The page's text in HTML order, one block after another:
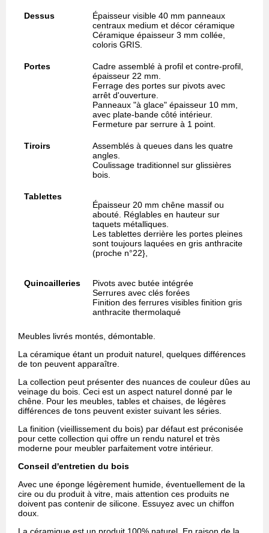
Dessus
Épaisseur visible 40 mm panneaux
centraux medium et décor céramique
Céramique épaisseur 3 mm collée,
coloris GRIS.
Portes
Cadre assemblé à profil et contre-profil,
épaisseur 22 mm.
Ferrage des portes sur pivots avec
arrêt d'ouverture.
Panneaux "à glace" épaisseur 10 mm,
avec plate-bande côté intérieur.
Fermeture par serrure à 1 point.
Tiroirs
Assemblés à queues dans les quatre
angles.
Coulissage traditionnel sur glissières
bois.
Tablettes
Épaisseur 20 mm chêne massif ou
abouté. Réglables en hauteur sur
taquets métalliques.
Les tablettes derrière les portes pleines
sont toujours laquées en gris anthracite
(proche n°22},
Quincailleries
Pivots avec butée intégrée
Serrures avec clés forées
Finition des ferrures visibles finition gris
anthracite thermolaqué
Meubles livrés montés, démontable.
La céramique étant un produit naturel, quelques différences
de ton peuvent apparaître.
La collection peut présenter des nuances de couleur dûes au
veinage du bois. Ceci est un aspect naturel donné par le
chêne. Pour les meubles, tables et chaises, de légères
différences de tons peuvent exister suivant les séries.
La finition (vieillissement du bois) par défaut est préconisée
pour cette collection qui offre un rendu naturel et très
moderne pour meubler parfaitement votre intérieur.
Conseil d'entretien du bois
Avec une éponge légèrement humide, éventuellement de la
cire ou du produit à vitre, mais attention ces produits ne
doivent pas contenir de silicone. Essuyez avec un chiffon
doux.